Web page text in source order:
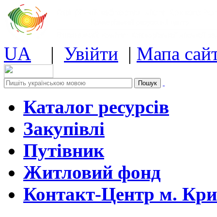
UA | Увійти | Мапа
Каталог ресурсів
Закупівлі
Путівник
Житловий фонд
Контакт-Центр м.